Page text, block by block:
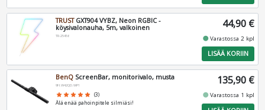
TRUSTGXT904 VYBZ, Neon RGBIC -
köysivalonauha, 5m, valkoinen
TR-25456
44,90 €
fiber_manual_recordVarastossa 2 kpl
LISÄÄ KORIIN
BenQ ScreenBar, monitorivalo, musta
9H.W42QD.WP1
star star star star star (3)
Älä enää pahoinpitele silmiäsi!
135,90 €
fiber_manual_recordVarastossa 1 kpl